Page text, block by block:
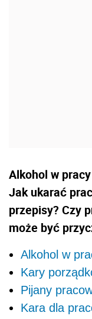
Alkohol w
Jak ukarać
przepisy? Czy
może być
Alkohol w
Kary
Pijany
Kara dla